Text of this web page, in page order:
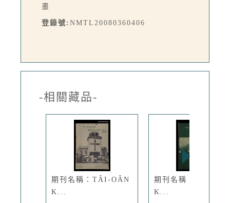
畫
登錄號: NMTL20080360406
-相關藏品-
期刊名稱：TÂI-OÂN
K...
期刊名稱：TÂI-
K...